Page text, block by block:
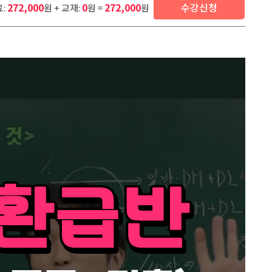
: 272,000원 + 교재: 0원 =272,000원 수강신청